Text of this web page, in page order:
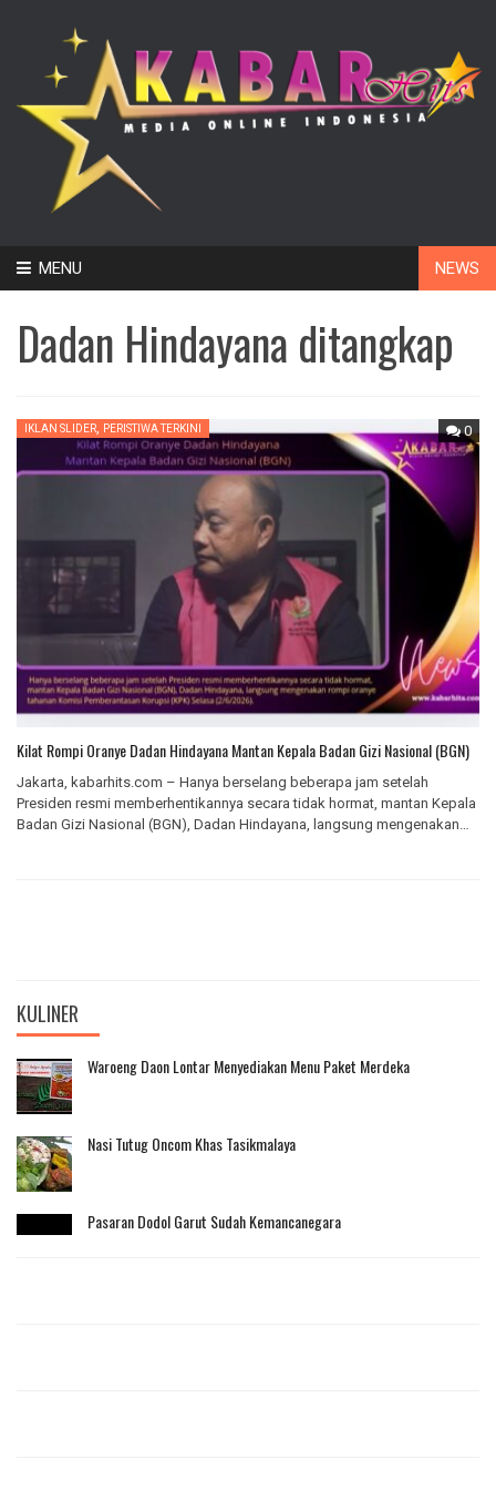
MENU NEWS
Dadan Hindayana ditangkap
0
IKLAN SLIDER PERISTIWA TERKINI
Kilat Rompi Oranye Dadan Hindayana Mantan Kepala Badan Gizi Nasional (BGN)
Jakarta, kabarhits.com – Hanya berselang beberapa jam setelah
Presiden resmi memberhentikannya secara tidak hormat, mantan Kepala
Badan Gizi Nasional (BGN), Dadan Hindayana, langsung mengenakan
KULINER
Waroeng Daon Lontar Menyediakan Menu Paket Merdeka
Nasi Tutug Oncom Khas Tasikmalaya
Pasaran Dodol Garut Sudah Kemancanegara